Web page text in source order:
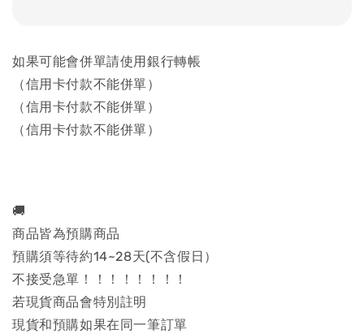
如果可能會併單請使用銀行轉帳
（信用卡付款不能併單）
（信用卡付款不能併單）
（信用卡付款不能併單）
🚚
商品皆為預購商品
預購須等待約14~28天(不含假日）
不接受急單！！！！！！！！
若現貨商品會特別註明
現貨和預購如果在同一筆訂單